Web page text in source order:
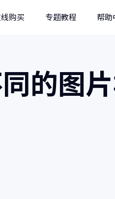
图法法AI图像检测
AI生图检测/AI换脸检测
购买 专题教程 帮
的图